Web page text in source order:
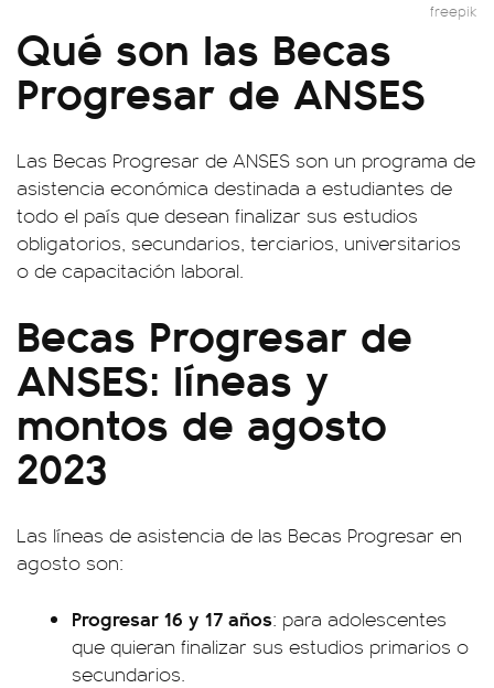
freepik
Qué son las Becas
Progresar de ANSES
Las Becas Progresar de ANSES son un programa de
asistencia económica destinada a estudiantes de
todo el país que desean finalizar sus estudios
obligatorios, secundarios, terciarios, universitarios
o de capacitación laboral.
Becas Progresar de
ANSES: líneas y
montos de agosto
2023
Las líneas de asistencia de las Becas Progresar en
agosto son:
Progresar 16 y 17 años: para adolescentes
que quieran finalizar sus estudios primarios o
secundarios.